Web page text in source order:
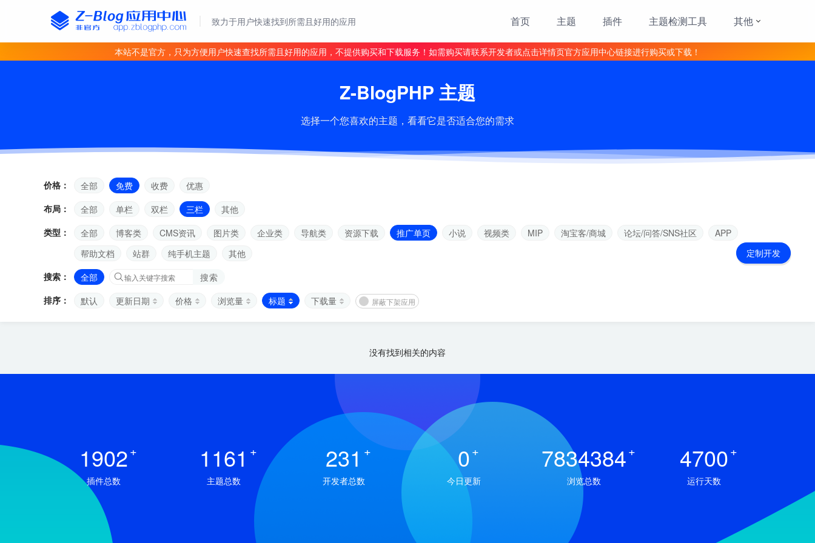
致力于用户快速找到所需且好用的应用 首页 主题 插件 主题检测工具 其他
本站不是官方，只为方便用户快速查找所需且好用的应用，不提供购买和下载服务！如需购买请联系开发者或点击详情页官方应用中心链接进行购买或下载！
Z-BlogPHP 主题
选择一个您喜欢的主题，看看它是否适合您的需求
价格： 全部 免费 收费
优惠
布局：
全部 单栏 双栏 三栏
其他
类型：
全部 博客类 CMS资讯 图片类 企业类 导航类 资源下载 推广单页 小说 视频类 MIP 淘宝客/商城 论坛/问答/SNS社区
APP
帮助文档
站群 纯手机主题
其他
搜索：
全部
搜索
排序：
默认 更新日期 价格 浏览量 标题 下载量 屏蔽下架应用
没有找到相关的内容
1902+
插件总数
1161 +
主题总数
231 +
开发者总数
0+
今日更新
7834384+
浏览总数
4700+
运行天数
定制开发